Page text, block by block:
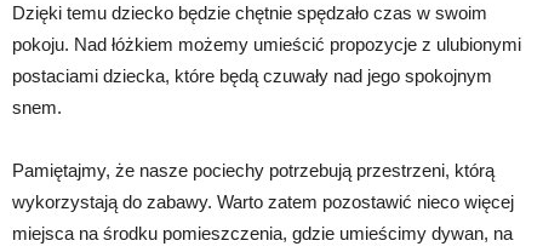
Dzięki temu dziecko będzie chętnie spędzało czas w swoim
pokoju. Nad łóżkiem możemy umieścić propozycje z ulubionymi
postaciami dziecka, które będą czuwały nad jego spokojnym
snem.
Pamiętajmy, że nasze pociechy potrzebują przestrzeni, którą
wykorzystają do zabawy. Warto zatem pozostawić nieco więcej
miejsca na środku pomieszczenia, gdzie umieścimy dywan, na